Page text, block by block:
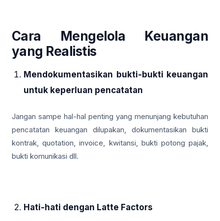
Cara Mengelola Keuangan
yang Realistis
Mendokumentasikan bukti-bukti keuangan
untuk keperluan pencatatan
Jangan sampe hal-hal penting yang menunjang kebutuhan
pencatatan keuangan dilupakan, dokumentasikan bukti
kontrak, quotation, invoice, kwitansi, bukti potong pajak,
bukti komunikasi dll.
Hati-hati dengan Latte Factors